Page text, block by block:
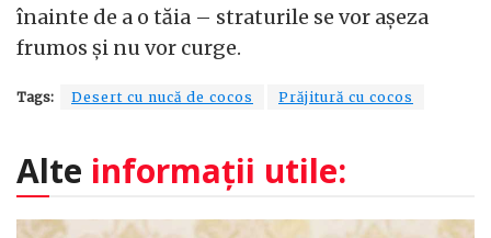
înainte de a o tăia – straturile se vor așeza
frumos și nu vor curge.
Tags: Desert cu nucă de cocos Prăjitură cu cocos
Alte informații utile: